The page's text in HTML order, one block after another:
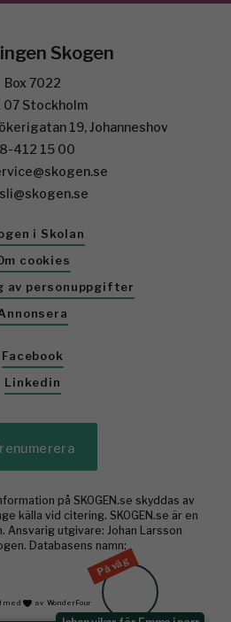
På väg
Skogen
Box 7022
07 Stockholm
19, Johanneshov
412 15 00
i Skolan
cookies
av personuppgifter
Facebook
Linkedin
på SKOGEN.se skyddas av
källa vid citering. SKOGEN.se är en
Ansvarig utgivare: Johan Larsson
Databasens namn:
med av WonderFour